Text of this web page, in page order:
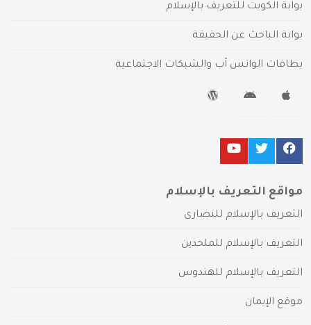
بوابة الكويت للتعريف بالإسلام
بوابة الباحث عن الحقيقة
بطاقات الواتس آب والشبكات الاجتماعية
مواقع التعريف بالإسلام
التعريف بالإسلام للنصارى
التعريف بالإسلام للملحدين
التعريف بالإسلام للهندوس
موقع الإيمان